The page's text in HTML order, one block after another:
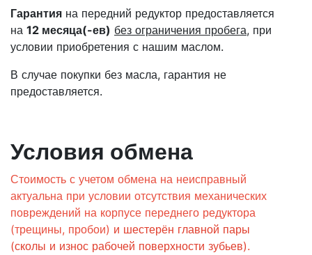
Гарантия на передний редуктор предоставляется
на 12 месяца(-ев) без ограничения пробега, при
условии приобретения с нашим маслом.
В случае покупки без масла, гарантия не
предоставляется.
Условия обмена
Стоимость с учетом обмена на неисправный
актуальна при условии отсутствия механических
повреждений на корпусе переднего редуктора
(трещины, пробои) и шестерён главной пары
(сколы и износ рабочей поверхности зубьев).